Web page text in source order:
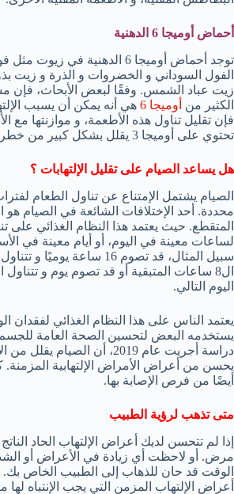
أحماض أوميجا 6 الدهنية
توجد أحماض أوميجا 6 الدهنية في
الفول السوداني و الخضروات و الذرة و زيت
زيت عباد الشمس. وفقًا لبعض الأبحاث، فإن
الكثير من أوميجا 6
هي أنه يمكن أن يسبب
فإن تقليل تناول هذه الأطعمة، و موازنتها مع
تحتوي على أوميجا 3 يقلل بشكل كبير من خطر الإلتهابات.
هل يساعد الصيام على تقليل الإلتهابات ؟
الصيام يشتمل الإمتناع عن تناول الطعام
محددة. أحد الإختلافات الشائعة في الصيام هو
المتقطع. حيث يعتمد هذا النظام الغذائي على
لساعات معينة في اليوم، أو أيام معينة في
سبيل المثال، قد تصوم 16 ساعة
ال8 ساعات المتبقية أو قد تصوم يوم و
اليوم التالي.
يعتمد الناس على هذا النظام الغذائي لفقدان
يستخدمه البعض لتحسين الصحة العامة
دراسة أجريت عام 2019، أن الصيام
يحسن من أعراض الأمراض الإلتهابية المزمنة.
أيضًا من فرص الإصابة بها.
متى تذهب لرؤية الطبيب
إذا لم تتحسن لديك أعراض الإلتهاب الحاد
مرض. أو لاحظت أي زيادة في الأعراض أو
الوقت قد حان للذهاب إلى الطبيب الخاص
أعراض الإلتهاب المزمن التي يجب الإنتباه لها